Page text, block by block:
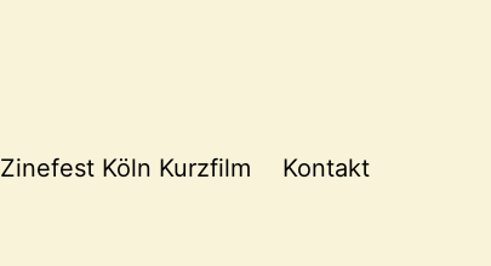
Zinefest Köln Kurzfilm Kontakt